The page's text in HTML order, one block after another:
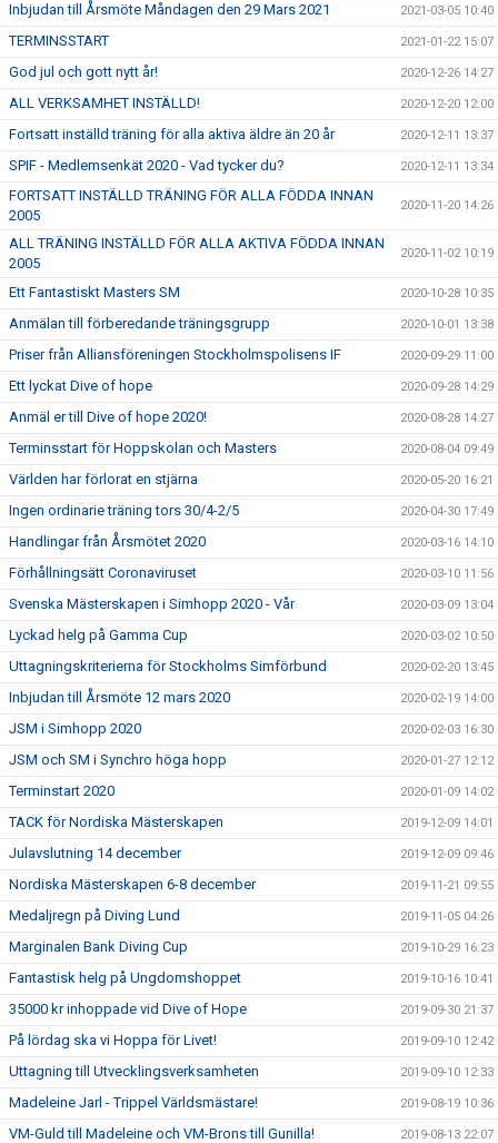
Inbjudan till Årsmöte Måndagen den 29 Mars 2021 2021-03-05 10:40
TERMINSSTART 2021-01-22 15:07
God jul och gott nytt år! 2020-12-26 14:27
ALL VERKSAMHET INSTÄLLD! 2020-12-20 12:00
Fortsatt inställd träning för alla aktiva äldre än 20 år 2020-12-11 13:37
SPIF - Medlemsenkät 2020 - Vad tycker du? 2020-12-11 13:34
FORTSATT INSTÄLLD TRÄNING FÖR ALLA FÖDDA INNAN
2005
2020-11-20 14:26
ALL TRÄNING INSTÄLLD FÖR ALLA AKTIVA FÖDDA INNAN
2005
2020-11-02 10:19
Ett Fantastiskt Masters SM 2020-10-28 10:35
Anmälan till förberedande träningsgrupp 2020-10-01 13:38
Priser från Alliansföreningen Stockholmspolisens IF 2020-09-29 11:00
Ett lyckat Dive of hope 2020-09-28 14:29
Anmäl er till Dive of hope 2020! 2020-08-28 14:27
Terminsstart för Hoppskolan och Masters 2020-08-04 09:49
Världen har förlorat en stjärna 2020-05-20 16:21
Ingen ordinarie träning tors 30/4-2/5 2020-04-30 17:49
Handlingar från Årsmötet 2020 2020-03-16 14:10
Förhållningsätt Coronaviruset 2020-03-10 11:56
Svenska Mästerskapen i Simhopp 2020 - Vår 2020-03-09 13:04
Lyckad helg på Gamma Cup 2020-03-02 10:50
Uttagningskriterierna för Stockholms Simförbund 2020-02-20 13:45
Inbjudan till Årsmöte 12 mars 2020 2020-02-19 14:00
JSM i Simhopp 2020 2020-02-03 16:30
JSM och SM i Synchro höga hopp 2020-01-27 12:12
Terminstart 2020 2020-01-09 14:02
TACK för Nordiska Mästerskapen 2019-12-09 14:01
Julavslutning 14 december 2019-12-09 09:46
Nordiska Mästerskapen 6-8 december 2019-11-21 09:55
Medaljregn på Diving Lund 2019-11-05 04:26
Marginalen Bank Diving Cup 2019-10-29 16:23
Fantastisk helg på Ungdomshoppet 2019-10-16 10:41
35000 kr inhoppade vid Dive of Hope 2019-09-30 21:37
På lördag ska vi Hoppa för Livet! 2019-09-10 12:42
Uttagning till Utvecklingsverksamheten 2019-09-10 12:33
Madeleine Jarl - Trippel Världsmästare! 2019-08-19 10:36
VM-Guld till Madeleine och VM-Brons till Gunilla! 2019-08-13 22:07